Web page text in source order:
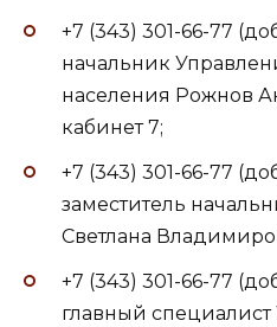
+7 (343) 301-66-77
начальник
населения Рожнов
кабинет 7;
+7 (343) 301-66-77
заместитель
Светлана
+7 (343) 301-66-77
главный